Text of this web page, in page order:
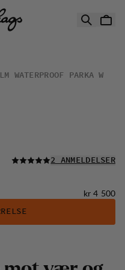
WATERPROOF PARKA W
LES ALLE
2 ANMELDELSER
Pris:
kr 4 500